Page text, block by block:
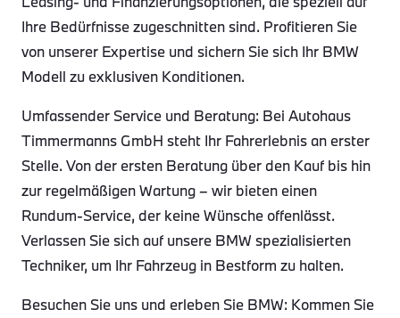
Ihre Bedürfnisse zugeschnitten sind. Profitieren Sie
von unserer Expertise und sichern Sie sich Ihr BMW
Modell zu exklusiven Konditionen.
Umfassender Service und Beratung: Bei Autohaus
Timmermanns GmbH steht Ihr Fahrerlebnis an erster
Stelle. Von der ersten Beratung über den Kauf bis hin
zur regelmäßigen Wartung – wir bieten einen
Rundum-Service, der keine Wünsche offenlässt.
Verlassen Sie sich auf unsere BMW spezialisierten
Techniker, um Ihr Fahrzeug in Bestform zu halten.
Besuchen Sie uns und erleben Sie BMW: Kommen Sie